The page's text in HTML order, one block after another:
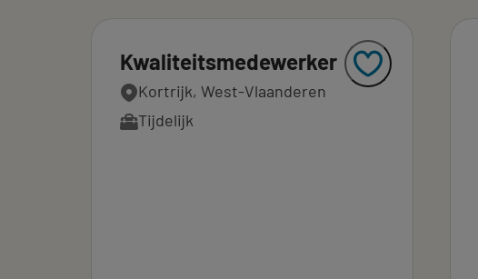
Kwaliteitsmedewerker
Kortrijk, West-Vlaanderen
Tijdelijk